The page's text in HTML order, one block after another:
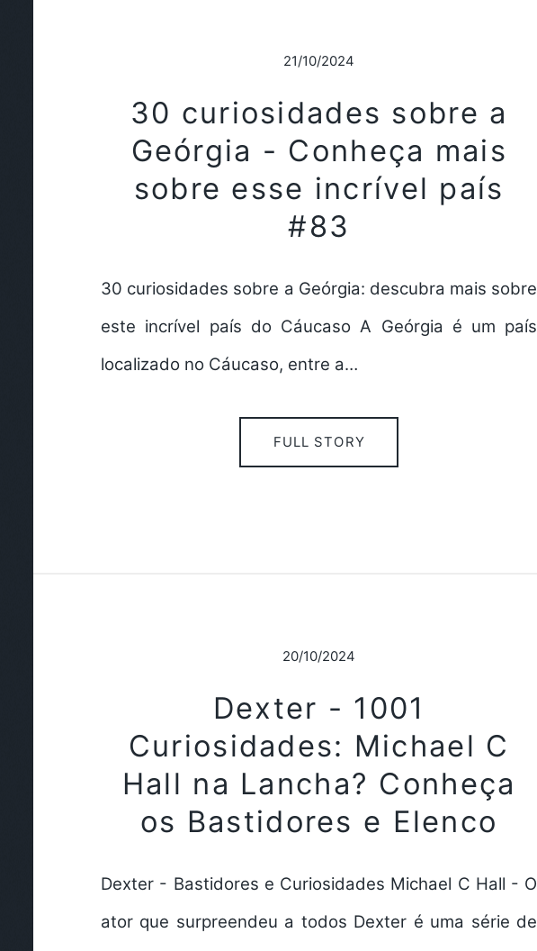
21/10/2024
30 curiosidades sobre a
Geórgia - Conheça mais
sobre esse incrível país
#83
30 curiosidades sobre a Geórgia: descubra mais sobre
este incrível país do Cáucaso A Geórgia é um país
localizado no Cáucaso, entre a…
FULL STORY
20/10/2024
Dexter - 1001
Curiosidades: Michael C
Hall na Lancha? Conheça
os Bastidores e Elenco
Dexter - Bastidores e Curiosidades Michael C Hall - O
ator que surpreendeu a todos Dexter é uma série de